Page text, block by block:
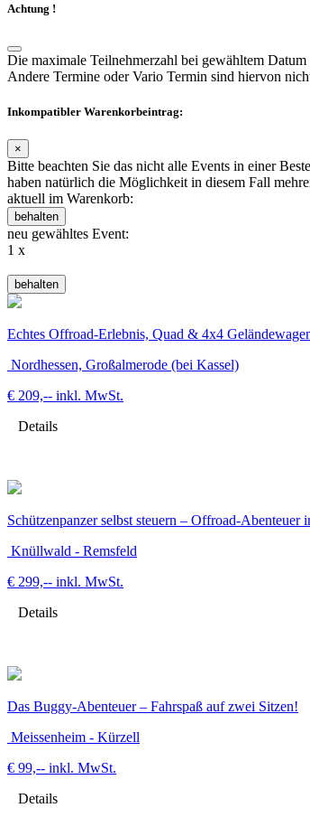
Achtung !
Die maximale Teilnehmerzahl bei gewähltem Datum
Andere Termine oder Vario Termin sind hiervon
Inkompatibler Warenkorbeintrag:
×
Bitte beachten Sie das nicht alle Events in einer
haben natürlich die Möglichkeit in diesem Fall
aktuell im Warenkorb:
behalten
neu gewähltes Event:
1 x
behalten
Echtes Offroad-Erlebnis, Quad & 4x4
Nordhessen, Großalmerode (bei Kassel)
€ 209,-- inkl. MwSt.
Details
Schützenpanzer selbst steuern – Offroad-Abenteuer
Knüllwald - Remsfeld
€ 299,-- inkl. MwSt.
Details
Das Buggy-Abenteuer – Fahrspaß auf zwei Sitzen!
Meissenheim - Kürzell
€ 99,-- inkl. MwSt.
Details